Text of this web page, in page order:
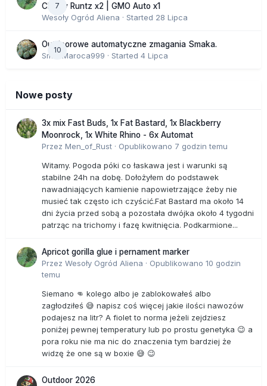
7
Cherry Runtz x2 | GMO Auto x1
Wesoły Ogród Aliena · Started 28 Lipca
10
Outdoorowe automatyczne zmagania Smaka.
SmakMaroca999 · Started 4 Lipca
Nowe posty
3x mix Fast Buds, 1x Fat Bastard, 1x Blackberry
Moonrock, 1x White Rhino - 6x Automat
Przez Men_of_Rust · Opublikowano 7 godzin temu
Witamy. Pogoda póki co łaskawa jest i warunki są
stabilne 24h na dobę. Dołożyłem do podstawek
nawadniających kamienie napowietrzające żeby nie
musieć tak często ich czyścić.Fat Bastard ma około 14
dni życia przed sobą a pozostała dwójka około 4 tygodni
patrząc na trichomy i fazę kwitnięcia. Podkarmione...
Apricot gorilla glue i pernament marker
Przez Wesoły Ogród Aliena · Opublikowano 10 godzin
temu
Siemano 👊 kolego albo je zablokowałeś albo
zagłodziłeś 😅 napisz coś więcej jakie ilości nawozów
podajesz na litr? A fiolet to norma jeżeli zejdziesz
poniżej pewnej temperatury lub po prostu genetyka 😉 a
pora roku nie ma nic do znaczenia tym bardziej że
widzę że one są w boxie 😅 😉
Outdoor 2026